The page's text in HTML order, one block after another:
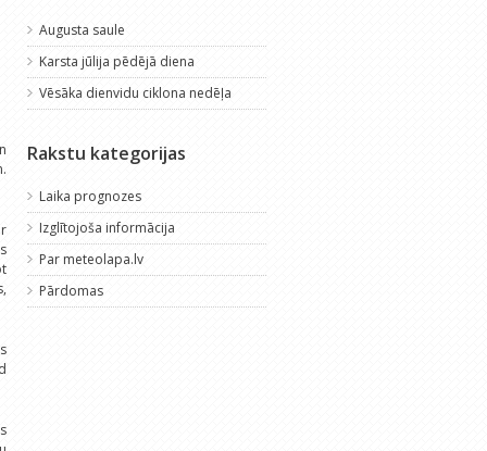
Augusta saule
Karsta jūlija pēdējā diena
Vēsāka dienvidu ciklona nedēļa
Rakstu kategorijas
Laika prognozes
Izglītojoša informācija
Par meteolapa.lv
Pārdomas